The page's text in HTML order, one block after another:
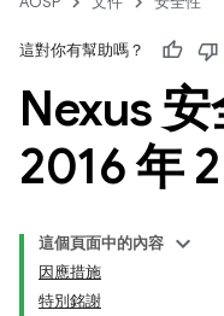
這對你有幫助嗎？
Nexus
2016 年
這個頁面中的內容
因應措施
特別銘謝